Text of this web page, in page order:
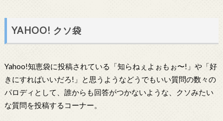
YAHOO! クソ袋
Yahoo!知恵袋に投稿されている「知らねぇよぉもぉ〜!」や「好
きにすればいいだろ!」と思うようなどうでもいい質問の数々の
パロディとして、誰からも回答がつかないような、クソみたい
な質問を投稿するコーナー。